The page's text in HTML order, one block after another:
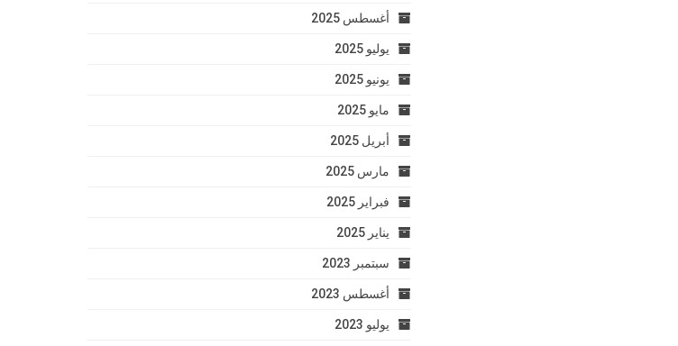
أغسطس 2025
يوليو 2025
يونيو 2025
مايو 2025
أبريل 2025
مارس 2025
فبراير 2025
يناير 2025
سبتمبر 2023
أغسطس 2023
يوليو 2023